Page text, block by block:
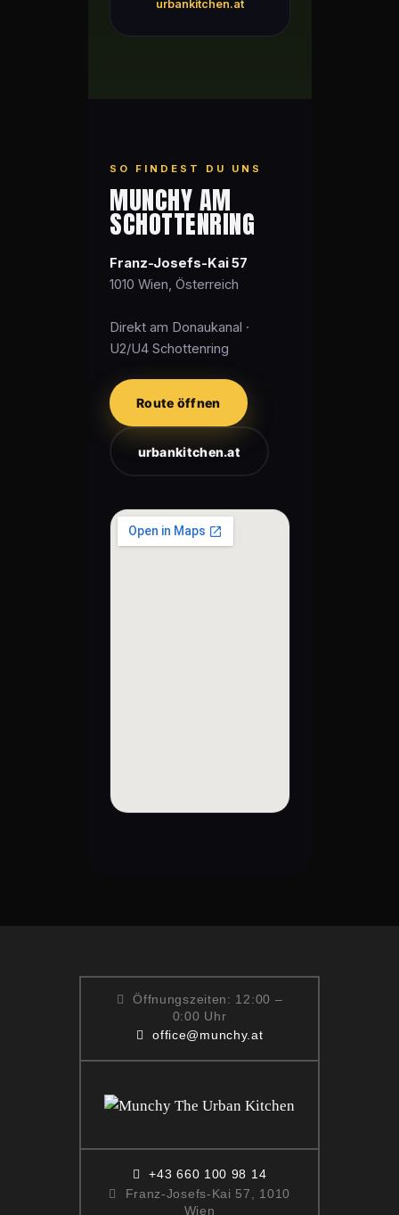
urbankitchen.at
SO FINDEST DU UNS
MUNCHY AM
SCHOTTENRING
Franz-Josefs-Kai 57
1010 Wien, Österreich
Direkt am Donaukanal ·
U2/U4 Schottenring
Route öffnen
urbankitchen.at
Öffnungszeiten: 12:00 –
0:00 Uhr
office@munchy.at
+43 660 100 98 14
Franz-Josefs-Kai 57, 1010
Wien